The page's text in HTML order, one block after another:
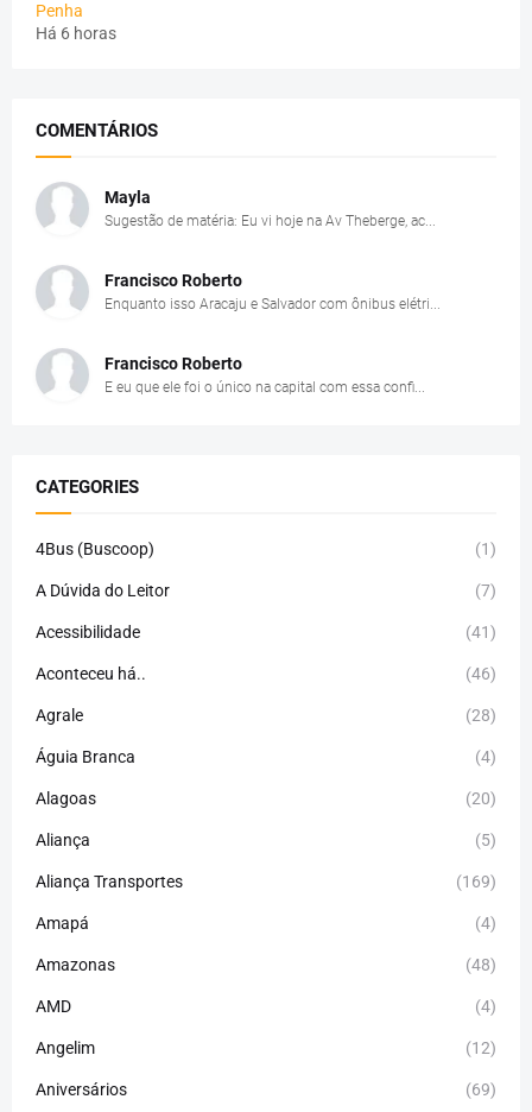
Penha
Há 6 horas
COMENTÁRIOS
Mayla
Sugestão de matéria: Eu vi hoje na Av Theberge, ac...
Francisco Roberto
Enquanto isso Aracaju e Salvador com ônibus elétri...
Francisco Roberto
E eu que ele foi o único na capital com essa confi...
CATEGORIES
4Bus (Buscoop) (1)
A Dúvida do Leitor (7)
Acessibilidade (41)
Aconteceu há.. (46)
Agrale (28)
Águia Branca (4)
Alagoas (20)
Aliança (5)
Aliança Transportes (169)
Amapá (4)
Amazonas (48)
AMD (4)
Angelim (12)
Aniversários (69)